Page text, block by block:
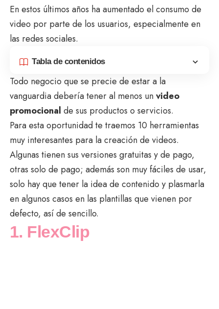
En estos últimos años ha aumentado el consumo de
video por parte de los usuarios, especialmente en
las redes sociales.
Tabla de contenidos
Todo negocio que se precie de estar a la
vanguardia debería tener al menos unvideo
promocional de sus productos o servicios.
Para esta oportunidad te traemos 10 herramientas
muy interesantes para la creación de videos.
Algunas tienen sus versiones gratuitas y de pago,
otras solo de pago; además son muy fáciles de usar,
solo hay que tener la idea de contenido y plasmarla
en algunos casos en las plantillas que vienen por
defecto, así de sencillo.
1. FlexClip